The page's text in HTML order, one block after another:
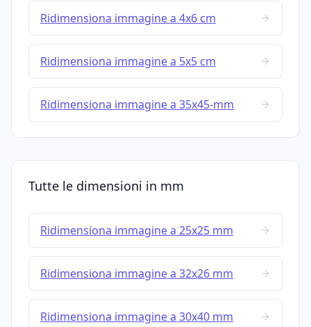
Ridimensiona immagine a 4x6 cm
Ridimensiona immagine a 5x5 cm
Ridimensiona immagine a 35x45-mm
Tutte le dimensioni in mm
Ridimensiona immagine a 25x25 mm
Ridimensiona immagine a 32x26 mm
Ridimensiona immagine a 30x40 mm